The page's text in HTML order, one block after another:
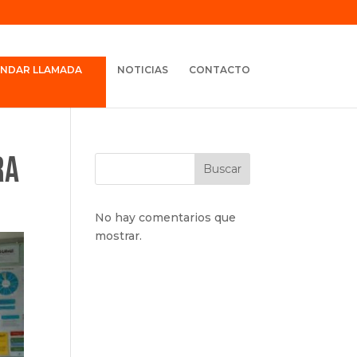
LLAMADA NOTICIAS CONTACTO
Buscar
No hay comentarios que
mostrar.